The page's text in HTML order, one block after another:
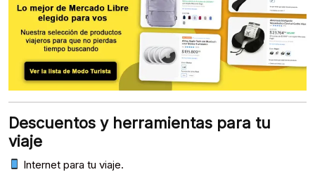
Descuentos y herramientas para tu
viaje
Internet para tu viaje.